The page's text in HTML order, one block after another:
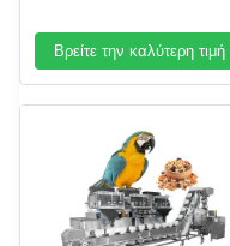
Βρείτε την καλύτερη τιμή